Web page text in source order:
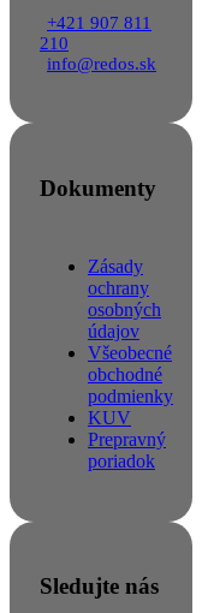
+421 907 811
210
info@redos.sk
Dokumenty
Zásady
ochrany
osobných
údajov
Všeobecné
obchodné
podmienky
KUV
Prepravný
poriadok
Sledujte nás